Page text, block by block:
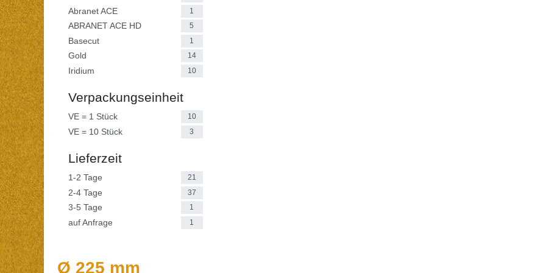
Abranet ACE 1
ABRANET ACE HD 5
Basecut 1
Gold 14
Iridium 10
Verpackungseinheit
VE = 1 Stück 10
VE = 10 Stück 3
Lieferzeit
1-2 Tage 21
2-4 Tage 37
3-5 Tage 1
auf Anfrage 1
Ø 225 mm